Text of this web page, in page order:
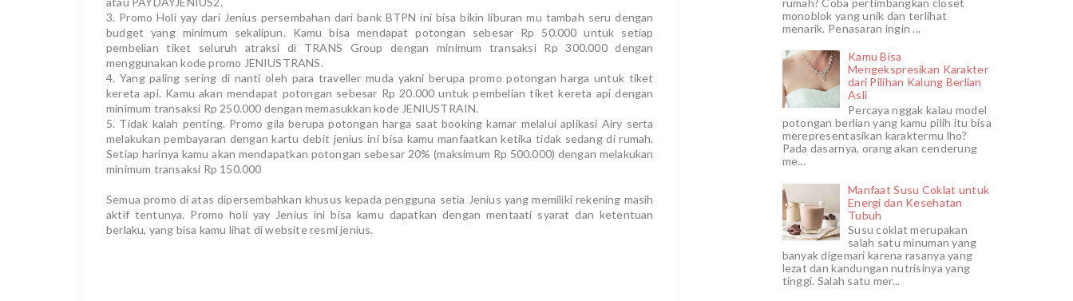
3. Promo Holi yay dari Jenius persembahan dari bank BTPN ini bisa bikin liburan mu tambah seru dengan
budget yang minimum sekalipun. Kamu bisa mendapat potongan sebesar Rp 50.000 untuk setiap
pembelian tiket seluruh atraksi di TRANS Group dengan minimum transaksi Rp 300.000 dengan
menggunakan kode promo JENIUSTRANS.
4. Yang paling sering di nanti oleh para traveller muda yakni berupa promo potongan harga untuk tiket
kereta api. Kamu akan mendapat potongan sebesar Rp 20.000 untuk pembelian tiket kereta api dengan
minimum transaksi Rp 250.000 dengan memasukkan kode JENIUSTRAIN.
5. Tidak kalah penting. Promo gila berupa potongan harga saat booking kamar melalui aplikasi Airy serta
melakukan pembayaran dengan kartu debit jenius ini bisa kamu manfaatkan ketika tidak sedang di rumah.
Setiap harinya kamu akan mendapatkan potongan sebesar 20% (maksimum Rp 500.000) dengan melakukan
minimum transaksi Rp 150.000
Semua promo di atas dipersembahkan khusus kepada pengguna setia Jenius yang memiliki rekening masih
aktif tentunya. Promo holi yay Jenius ini bisa kamu dapatkan dengan mentaati syarat dan ketentuan
berlaku, yang bisa kamu lihat di website resmi jenius.
monoblok yang unik dan terlihat
menarik. Penasaran ingin ...
Kamu Bisa
Mengekspresikan Karakter
dari Pilihan Kalung Berlian
Asli
Percaya nggak kalau model
potongan berlian yang kamu pilih itu bisa
merepresentasikan karaktermu lho?
Pada dasarnya, orang akan cenderung
me...
Manfaat Susu Coklat untuk
Energi dan Kesehatan
Tubuh
Susu coklat merupakan
salah satu minuman yang
banyak digemari karena rasanya yang
lezat dan kandungan nutrisinya yang
tinggi. Salah satu mer...